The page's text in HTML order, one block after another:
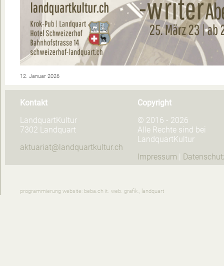
12. Januar 2026
Kontakt
LandquartKultur
7302 Landquart
aktuariat@landquartkultur.ch
Copyright
© 2016 - 2026
Alle Rechte sind bei
LandquartKultur
Impressum |
programmierung website: beba.ch it. web. grafik., landquart